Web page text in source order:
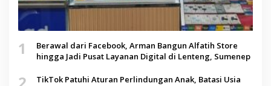
1
Berawal dari Facebook, Arman Bangun Alfatih Store
hingga Jadi Pusat Layanan Digital di Lenteng, Sumenep
TikTok Patuhi Aturan Perlindungan Anak, Batasi Usia